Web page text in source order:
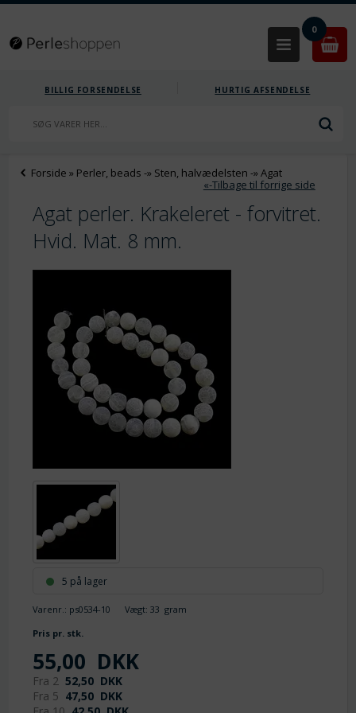
0
BILLIG FORSENDELSE HURTIG AFSENDELSE
Forside » Perler, beads -» Sten, halvædelsten -»Agat
«-Tilbage til forrige side
Agat perler. Krakeleret - forvitret.
Hvid. Mat. 8 mm.
5 på lager
Varenr.: ps0534-10 Vægt:33 gram
Pris pr. stk.
55,00 DKK
Fra 2 52,50 DKK
Fra 5 47,50 DKK